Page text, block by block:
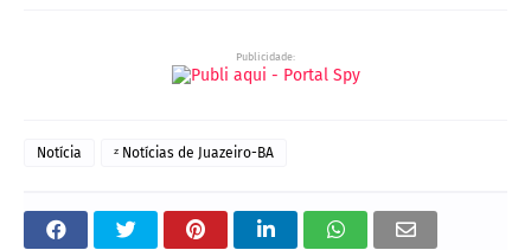
Publicidade:
Notícia ᶻ Notícias de Juazeiro-BA